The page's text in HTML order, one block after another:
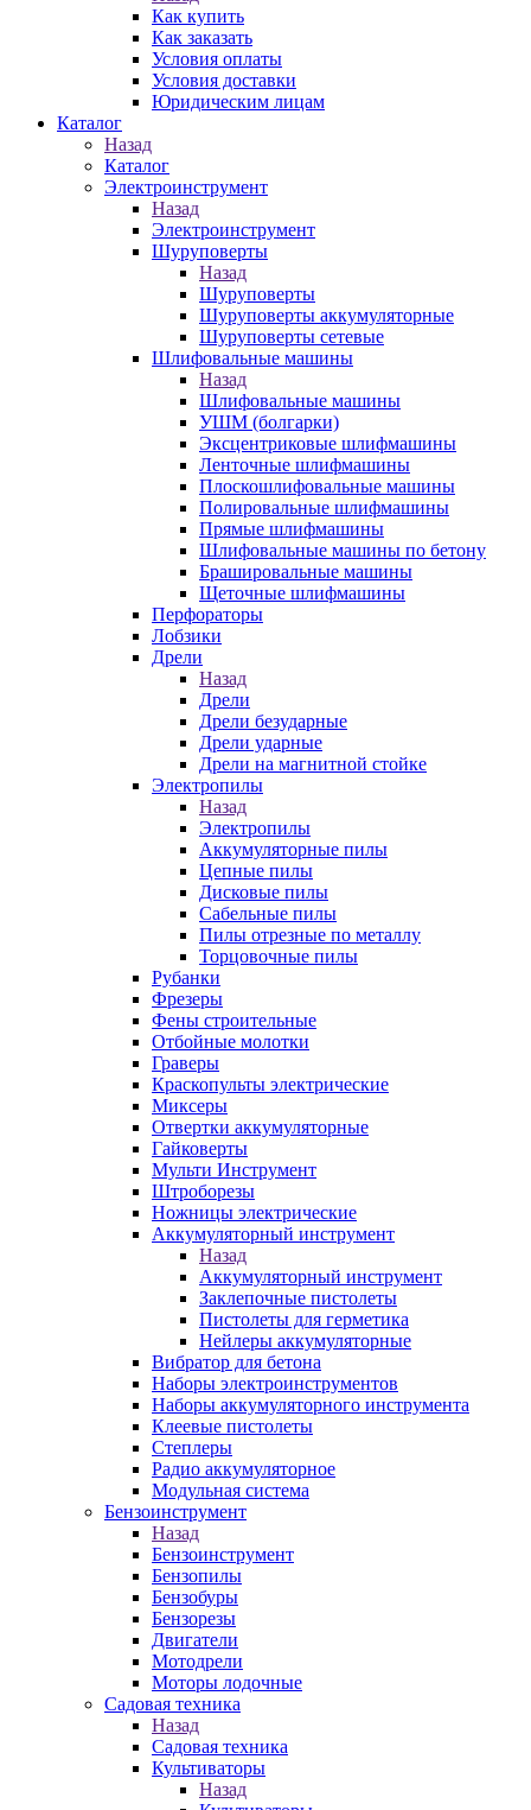
Как купить
Как заказать
Условия оплаты
Условия доставки
Юридическим лицам
Каталог
Назад
Каталог
Электроинструмент
Назад
Электроинструмент
Шуруповерты
Назад
Шуруповерты
Шуруповерты аккумуляторные
Шуруповерты сетевые
Шлифовальные машины
Назад
Шлифовальные машины
УШМ (болгарки)
Эксцентриковые шлифмашины
Ленточные шлифмашины
Плоскошлифовальные машины
Полировальные шлифмашины
Прямые шлифмашины
Шлифовальные машины по бетону
Брашировальные машины
Щеточные шлифмашины
Перфораторы
Лобзики
Дрели
Назад
Дрели
Дрели безударные
Дрели ударные
Дрели на магнитной стойке
Электропилы
Назад
Электропилы
Аккумуляторные пилы
Цепные пилы
Дисковые пилы
Сабельные пилы
Пилы отрезные по металлу
Торцовочные пилы
Рубанки
Фрезеры
Фены строительные
Отбойные молотки
Граверы
Краскопульты электрические
Миксеры
Отвертки аккумуляторные
Гайковерты
Мульти Инструмент
Штроборезы
Ножницы электрические
Аккумуляторный инструмент
Назад
Аккумуляторный инструмент
Заклепочные пистолеты
Пистолеты для герметика
Нейлеры аккумуляторные
Вибратор для бетона
Наборы электроинструментов
Наборы аккумуляторного инструмента
Клеевые пистолеты
Степлеры
Радио аккумуляторное
Модульная система
Бензоинструмент
Назад
Бензоинструмент
Бензопилы
Бензобуры
Бензорезы
Двигатели
Мотодрели
Моторы лодочные
Садовая техника
Назад
Садовая техника
Культиваторы
Назад